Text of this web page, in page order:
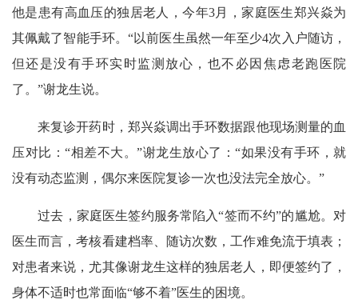
他是患有高血压的独居老人，今年3月，家庭医生郑兴焱为
其佩戴了智能手环。“以前医生虽然一年至少4次入户随访，
但还是没有手环实时监测放心，也不必因焦虑老跑医院
了。”谢龙生说。
来复诊开药时，郑兴焱调出手环数据跟他现场测量的血
压对比：“相差不大。”谢龙生放心了：“如果没有手环，就
没有动态监测，偶尔来医院复诊一次也没法完全放心。”
过去，家庭医生签约服务常陷入“签而不约”的尴尬。对
医生而言，考核看建档率、随访次数，工作难免流于填表；
对患者来说，尤其像谢龙生这样的独居老人，即便签约了，
身体不适时也常面临“够不着”医生的困境。